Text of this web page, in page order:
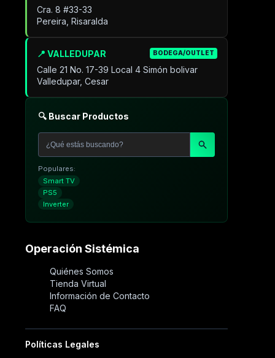
📍 VALLEDUPAR BODEGA/OUTLET
Calle 21 No. 17-39 Local 4 Simón bolivar
Valledupar, Cesar
Cra. 8 #33-33
Pereira, Risaralda
🔍 Buscar Productos
Populares:
Smart TV
PS5
Inverter
Operación Sistémica
Quiénes Somos
Tienda Virtual
Información de Contacto
FAQ
Políticas Legales